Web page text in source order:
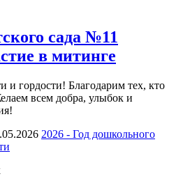
сада №11
в митинге
гордости! Благодарим тех, кто
всем добра, улыбок и
2026 - Год дошкольного